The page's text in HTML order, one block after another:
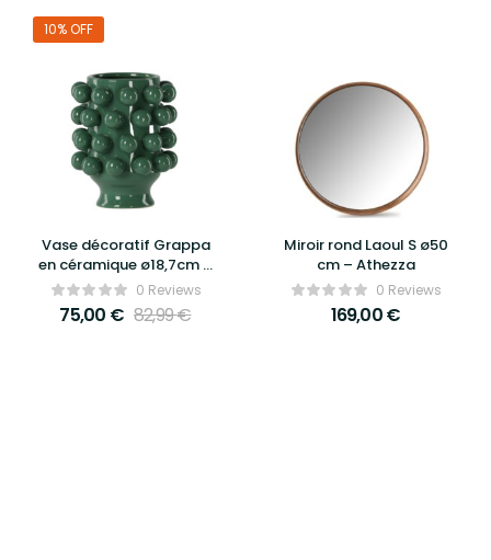
10% OFF
Vase décoratif Grappa
en céramique ø18,7cm –
Athezza0 Reviews
75,00 € 82,99€
Miroir rond Laoul S ø50
cm – Athezza
0 Reviews
169,00€